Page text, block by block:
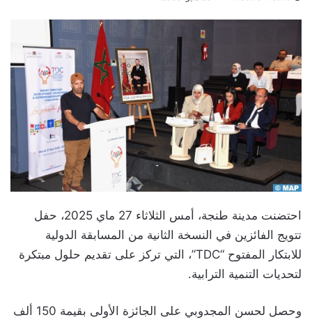
احتضنت مدينة طنجة، أمس الثلاثاء 27 ماي 2025، حفل
تتويج الفائزين في النسخة الثانية من المسابقة الدولية
للابتكار المفتوح “TDC”، التي تركز على تقديم حلول مبتكرة
لتحديات التنمية الترابية.
وحصل لحسن المجدوبي على الجائزة الأولى بقيمة 150 ألف